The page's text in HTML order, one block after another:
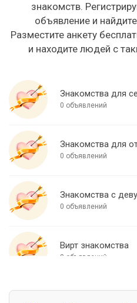
знакомств.
объявление и
Разместите анкету
и находите людей с
Знакомства для
0 объявлений
Знакомства для
0 объявлений
Знакомства с
0 объявлений
Вирт знакомства
0 объявлений